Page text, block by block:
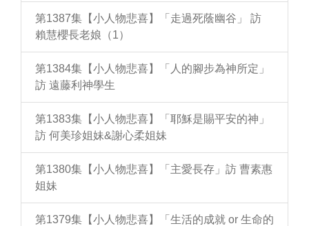
第1387集【小人物悲喜】「走過死蔭幽谷」 訪
賴慧櫻長老娘（1）
第1384集【小人物悲喜】「人的腳步為神所定」
訪 遠藤利神學生
第1383集【小人物悲喜】「耶穌是賜平安的神」
訪 何美珍姐妹&謝心柔姐妹
第1380集【小人物悲喜】「主愛長存」訪 曹素惠
姐妹
第1379集【小人物悲喜】「生活的成就 or 生命的